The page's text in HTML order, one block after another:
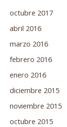
octubre 2017
abril 2016
marzo 2016
febrero 2016
enero 2016
diciembre 2015
noviembre 2015
octubre 2015